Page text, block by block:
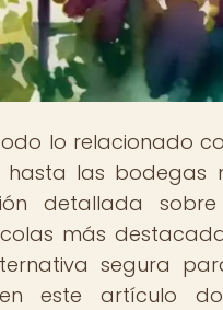
lo relacionado
hasta las bodegas
detallada
más
segura
este artículo